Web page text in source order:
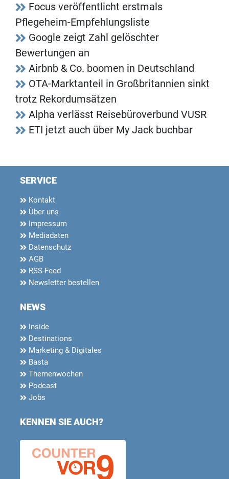
Focus veröffentlicht erstmals
Pflegeheim-Empfehlungsliste
Google zeigt Zahl gelöschter
Bewertungen an
Airbnb & Co. boomen in Deutschland
OTA-Marktanteil in Großbritannien sinkt
trotz Rekordumsätzen
Alpha verlässt Reisebüroverbund VUSR
ETI jetzt auch über My Jack buchbar
SERVICE
Kontakt
Über uns
Impressum
Mediadaten
Datenschutz
AGB
RSS-Feed
Newsletter bestellen
NEWS
Inside
Destinations
Marketing & Digitales
Basta
Themenwochen
Podcast
Jobs
KENNEN SIE AUCH?